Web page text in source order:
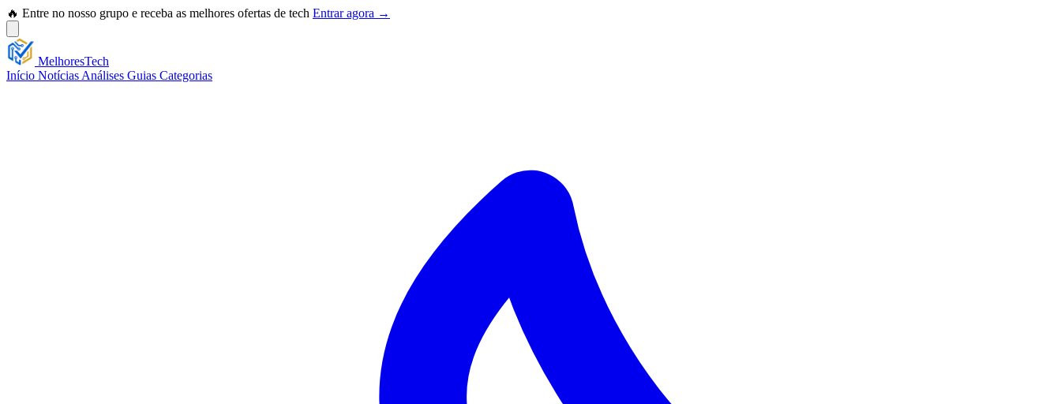
🔥 Entre no nosso grupo e receba as melhores ofertas de tech Entrar agora →
MelhoresTech
Início Notícias Análises Guias Categorias